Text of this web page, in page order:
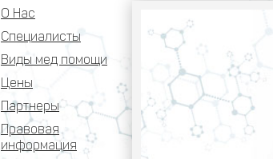
О Нас
Специалисты
Виды мед помощи
Цены
Партнеры
Правовая
информация